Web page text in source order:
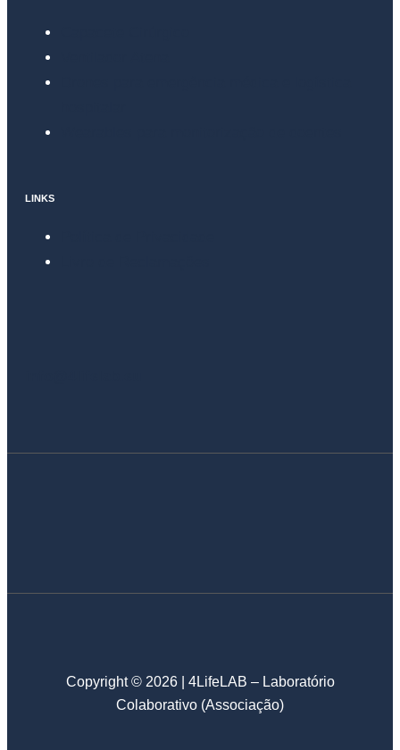
LINKS
Copyright © 2026 | 4LifeLAB – Laboratório
Colaborativo (Associação)